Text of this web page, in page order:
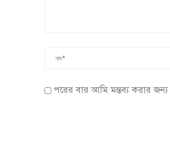
পরের বার আমি মন্তব্য করার